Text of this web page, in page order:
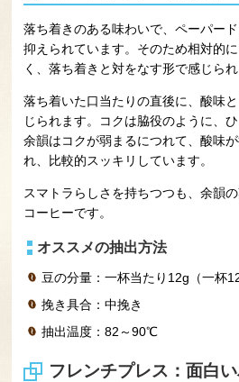
落ち着きのある味わいで、ペーパー
抑えられています。そのため相対的
く、落ち着きと対をなす形で感じられ
落ち着いた口当たりの直後に、酸味
じられます。コクは脇役のように、
余韻はコクが弱まるにつれて、酸味
れ、比較的スッキリしています。
スマトラらしさを持ちつつも、余韻
コーヒーです。
オススメの抽出方法
豆の分量：一杯当たり12g（一杯
挽き具合：中挽き
抽出温度：82～90℃
フレンチプレス：面白